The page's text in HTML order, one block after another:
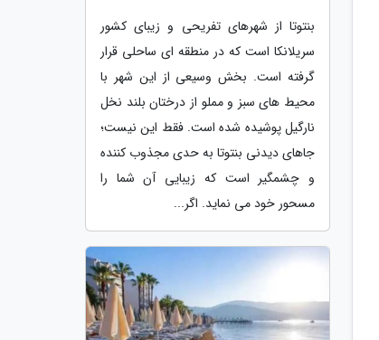
بنتوتا از شهرهای تفریحی و زیبای کشور
سریلانکا است که در منطقه ای ساحلی قرار
گرفته است. بخش وسیعی از این شهر با
محیط های سبز و مملو از درختان بلند نخل
نارگیل پوشیده شده است. فقط این نیست؛
جاهای دیدنی بنتوتا به حدی مجذوب کننده
و چشمگیر است که زیبایی آن شما را
مسحور خود می نماید. اگر...